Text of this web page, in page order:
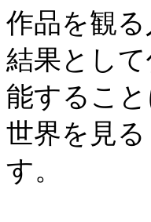
作品を観
結果とし
能するこ
世界を見
す。